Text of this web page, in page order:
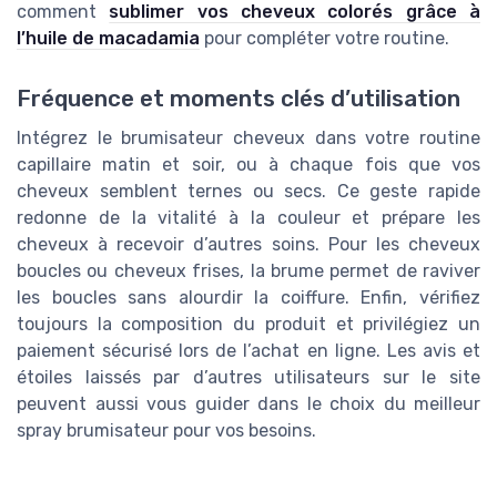
comment sublimer vos cheveux colorés grâce à
l’huile de macadamia pour compléter votre routine.
Fréquence et moments clés d’utilisation
Intégrez le brumisateur cheveux dans votre routine
capillaire matin et soir, ou à chaque fois que vos
cheveux semblent ternes ou secs. Ce geste rapide
redonne de la vitalité à la couleur et prépare les
cheveux à recevoir d’autres soins. Pour les cheveux
boucles ou cheveux frises, la brume permet de raviver
les boucles sans alourdir la coiffure. Enfin, vérifiez
toujours la composition du produit et privilégiez un
paiement sécurisé lors de l’achat en ligne. Les avis et
étoiles laissés par d’autres utilisateurs sur le site
peuvent aussi vous guider dans le choix du meilleur
spray brumisateur pour vos besoins.